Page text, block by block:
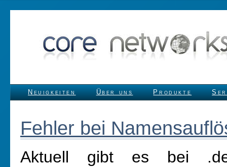
Neuigkeiten Über uns Produkte
Fehler bei
Aktuell gibt es bei